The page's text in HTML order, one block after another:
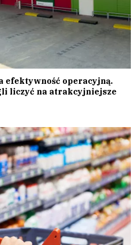
efektywność operacyjną.
liczyć na atrakcyjniejsze